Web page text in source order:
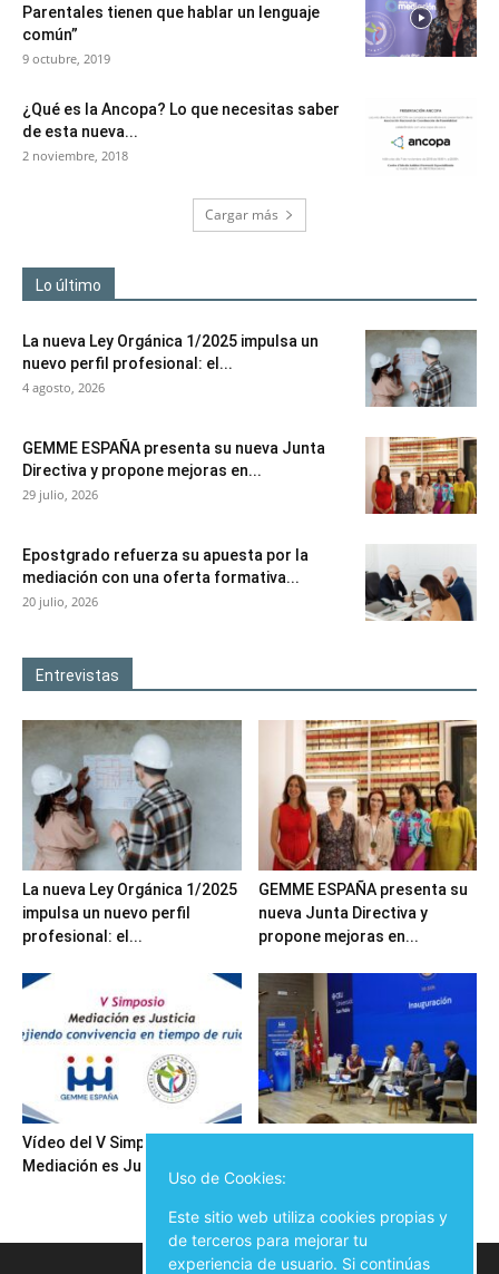
Parentales tienen que hablar un lenguaje
común”
9 octubre, 2019
¿Qué es la Ancopa? Lo que necesitas saber
de esta nueva...
2 noviembre, 2018
Cargar más
Lo último
La nueva Ley Orgánica 1/2025 impulsa un
nuevo perfil profesional: el...
4 agosto, 2026
GEMME ESPAÑA presenta su nueva Junta
Directiva y propone mejoras en...
29 julio, 2026
Epostgrado refuerza su apuesta por la
mediación con una oferta formativa...
20 julio, 2026
Entrevistas
La nueva Ley Orgánica 1/2025
impulsa un nuevo perfil
profesional: el...
GEMME ESPAÑA presenta su
nueva Junta Directiva y
propone mejoras en...
Vídeo del V Simposio
Mediación es Justicia
Uso de Cookies:
Este sitio web utiliza cookies propias y
de terceros para mejorar tu
experiencia de usuario. Si continúas